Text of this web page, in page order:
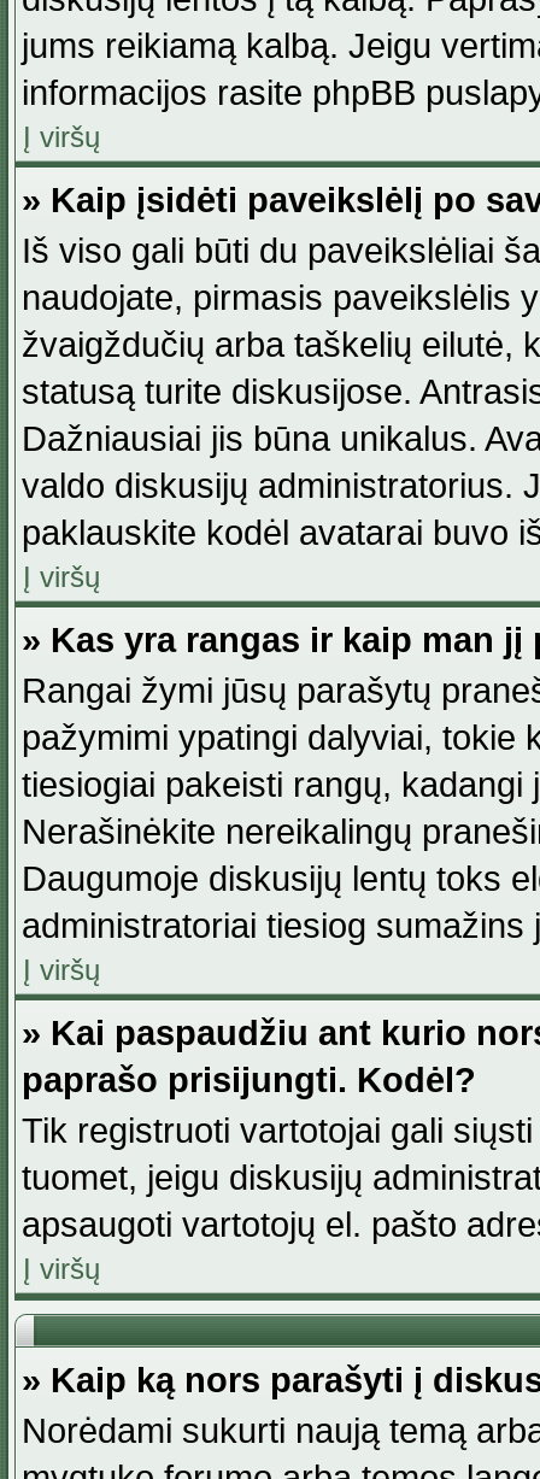
jums reikiamą kalbą. Jeigu
informacijos rasite phpBB
Į viršų
» Kaip įsidėti paveikslėlį po
Iš viso gali būti du paveikslėliai
naudojate, pirmasis paveikslėlis
žvaigždučių arba taškelių eilutė,
statusą turite diskusijose.
Dažniausiai jis būna unikalus.
valdo diskusijų administratorius.
paklauskite kodėl avatarai buvo
Į viršų
» Kas yra rangas ir kaip man jį
Rangai žymi jūsų parašytų
pažymimi ypatingi dalyviai, tokie
tiesiogiai pakeisti rangų,
Nerašinėkite nereikalingų
Daugumoje diskusijų lentų toks
administratoriai tiesiog
Į viršų
» Kai paspaudžiu ant kurio
paprašo prisijungti. Kodėl?
Tik registruoti vartotojai gali
tuomet, jeigu diskusijų
apsaugoti vartotojų el. pašto
Į viršų
» Kaip ką nors parašyti į
Norėdami sukurti naują temą